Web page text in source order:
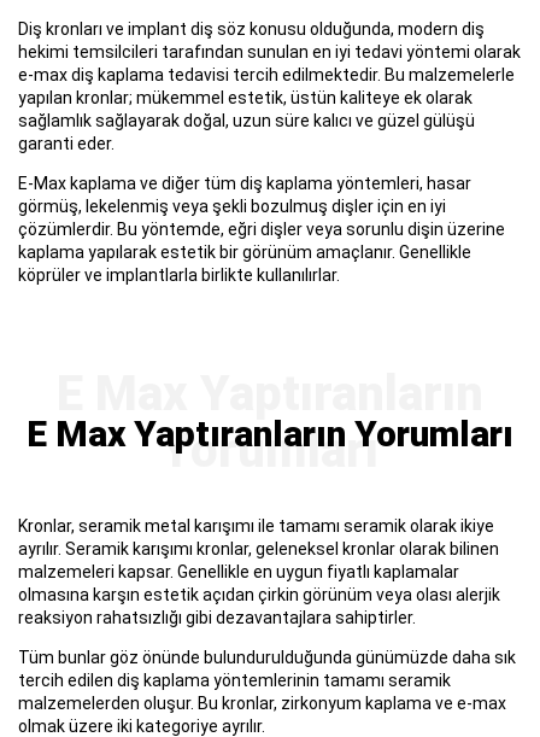
Diş kronları ve implant diş söz konusu olduğunda, modern diş
hekimi temsilcileri tarafından sunulan en iyi tedavi yöntemi olarak
e-max diş kaplama tedavisi tercih edilmektedir. Bu malzemelerle
yapılan kronlar; mükemmel estetik, üstün kaliteye ek olarak
sağlamlık sağlayarak doğal, uzun süre kalıcı ve güzel gülüşü
garanti eder.
E-Max kaplama ve diğer tüm diş kaplama yöntemleri, hasar
görmüş, lekelenmiş veya şekli bozulmuş dişler için en iyi
çözümlerdir. Bu yöntemde, eğri dişler veya sorunlu dişin üzerine
kaplama yapılarak estetik bir görünüm amaçlanır. Genellikle
köprüler ve implantlarla birlikte kullanılırlar.
E Max Yaptıranların Yorumları
Kronlar, seramik metal karışımı ile tamamı seramik olarak ikiye
ayrılır. Seramik karışımı kronlar, geleneksel kronlar olarak bilinen
malzemeleri kapsar. Genellikle en uygun fiyatlı kaplamalar
olmasına karşın estetik açıdan çirkin görünüm veya olası alerjik
reaksiyon rahatsızlığı gibi dezavantajlara sahiptirler.
Tüm bunlar göz önünde bulundurulduğunda günümüzde daha sık
tercih edilen diş kaplama yöntemlerinin tamamı seramik
malzemelerden oluşur. Bu kronlar, zirkonyum kaplama ve e-max
olmak üzere iki kategoriye ayrılır.